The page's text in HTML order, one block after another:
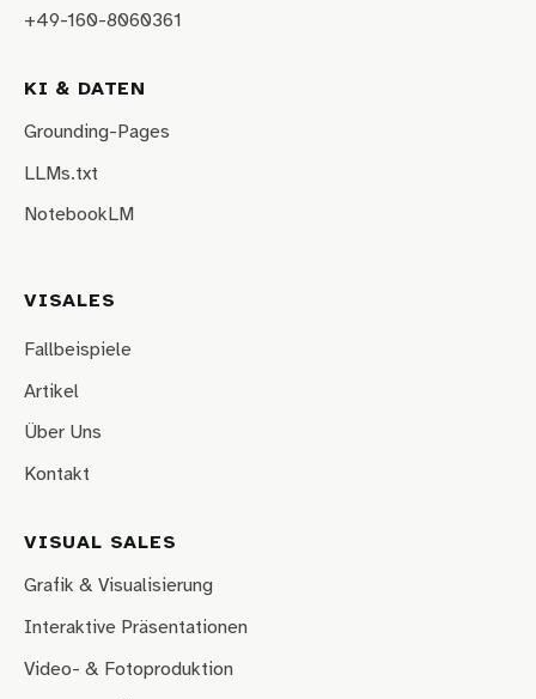
+49-160-8060361
KI & DATEN
Grounding-Pages
LLMs.txt
NotebookLM
VISALES
Fallbeispiele
Artikel
Über Uns
Kontakt
VISUAL SALES
Grafik & Visualisierung
Interaktive Präsentationen
Video- & Fotoproduktion